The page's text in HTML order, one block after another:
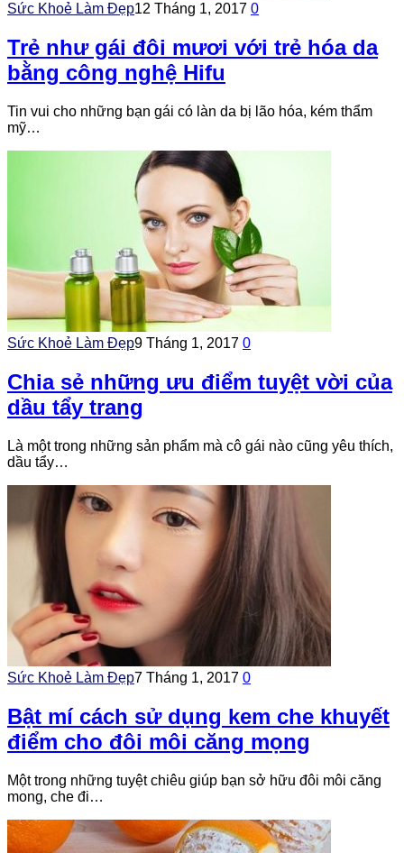
Sức Khoẻ Làm Đẹp12 Tháng 1, 2017 0
Trẻ như gái đôi mươi với trẻ hóa da
bằng công nghệ Hifu
Tin vui cho những bạn gái có làn da bị lão hóa, kém thẩm
mỹ…
Sức Khoẻ Làm Đẹp9 Tháng 1, 2017 0
Chia sẻ những ưu điểm tuyệt vời của
dầu tẩy trang
Là một trong những sản phẩm mà cô gái nào cũng yêu thích,
dầu tẩy…
Sức Khoẻ Làm Đẹp7 Tháng 1, 2017 0
Bật mí cách sử dụng kem che khuyết
điểm cho đôi môi căng mọng
Một trong những tuyệt chiêu giúp bạn sở hữu đôi môi căng
mong, che đi…